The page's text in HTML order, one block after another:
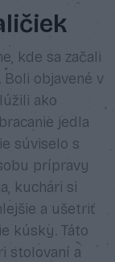
kde sa začali
objavené v
ako
jedla
súviselo s
prípravy
kuchári si
a ušetriť
kúsky. Táto
stolovaní a